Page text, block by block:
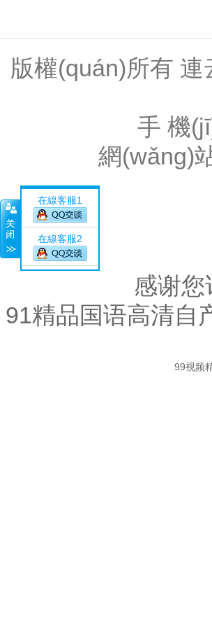
版權(quán)所有
手 機
網(wǎng)
在線客服1
在線客服2
感谢
91精品国语高清自
99视频